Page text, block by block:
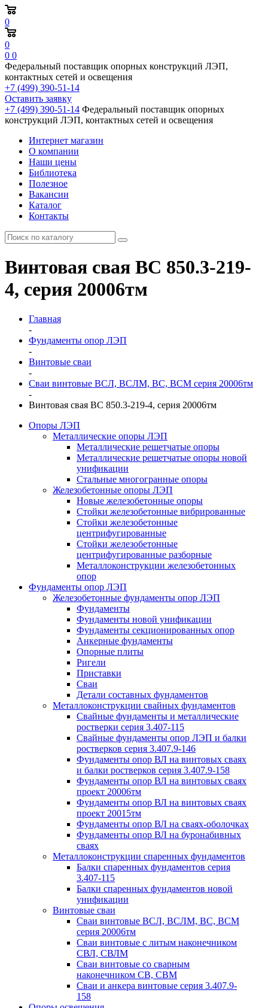
0
0
0 0
Федеральный поставщик опорных конструкций ЛЭП,
контактных сетей и освещения
+7 (499) 390-51-14
Оставить заявку
+7 (499) 390-51-14 Федеральный поставщик опорных
конструкций ЛЭП, контактных сетей и освещения
Интернет магазин
О компании
Наши цены
Библиотека
Полезное
Вакансии
Каталог
Контакты
Винтовая свая ВС 850.3-219-
4, серия 20006тм
Главная
-
Фундаменты опор ЛЭП
-
Винтовые сваи
-
Сваи винтовые ВСЛ, ВСЛМ, ВС, ВСМ серия 20006тм
-
Винтовая свая ВС 850.3-219-4, серия 20006тм
Опоры ЛЭП
Металлические опоры ЛЭП
Металлические решетчатые опоры
Металлические решетчатые опоры новой
унификации
Стальные многогранные опоры
Железобетонные опоры ЛЭП
Новые железобетонные опоры
Стойки железобетонные вибрированные
Стойки железобетонные
центрифугированные
Стойки железобетонные
центрифугированные разборные
Металлоконструкции железобетонных
опор
Фундаменты опор ЛЭП
Железобетонные фундаменты опор ЛЭП
Фундаменты
Фундаменты новой унификации
Фундаменты секционированных опор
Анкерные фундаменты
Опорные плиты
Ригели
Приставки
Сваи
Детали составных фундаментов
Металлоконструкции свайных фундаментов
Свайные фундаменты и металлические
ростверки серия 3.407-115
Свайные фундаменты опор ЛЭП и балки
ростверков серия 3.407.9-146
Фундаменты опор ВЛ на винтовых сваях
и балки ростверков серия 3.407.9-158
Фундаменты опор ВЛ на винтовых сваях
проект 20006тм
Фундаменты опор ВЛ на винтовых сваях
проект 20015тм
Фундаменты опор ВЛ на сваях-оболочках
Фундаменты опор ВЛ на буронабивных
сваях
Металлоконструкции спаренных фундаментов
Балки спаренных фундаментов серия
3.407-115
Балки спаренных фундаментов новой
унификации
Винтовые сваи
Сваи винтовые ВСЛ, ВСЛМ, ВС, ВСМ
серия 20006тм
Сваи винтовые с литым наконечником
СВЛ, СВЛМ
Сваи винтовые со сварным
наконечником СВ, СВМ
Сваи и анкера винтовые серия 3.407.9-
158